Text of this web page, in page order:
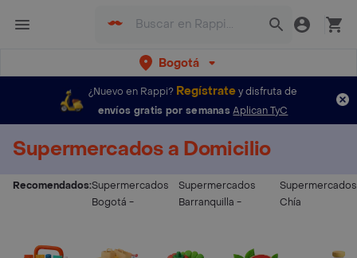
Bogotá
¿Nuevo en Rappi? Regístratey disfruta de
envíos gratis por semanas Aplican TyC
Supermercados a Domicilio
Recomendados:Supermercados
Bogotá -
Supermercados
Barranquilla -
Supermercados
Chía